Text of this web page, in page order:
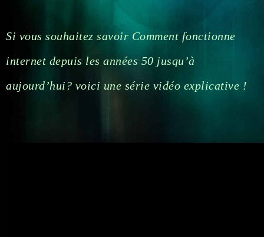
Si vous souhaitez savoir Comment fonctionne
internet depuis les années 50 jusqu’à
aujourd’hui? voici une série vidéo explicative !